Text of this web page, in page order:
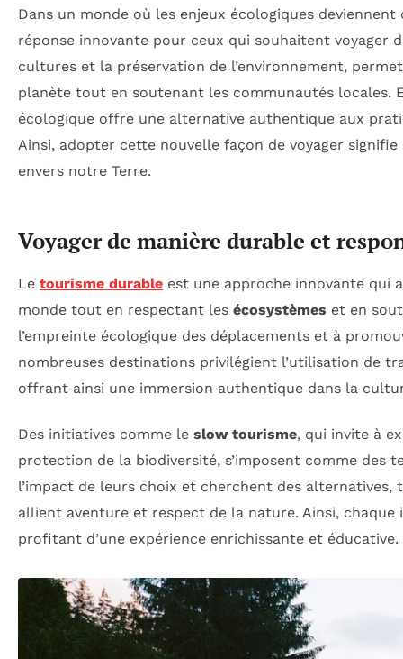
Dans un monde où les enjeux écologiques
réponse innovante pour ceux qui souhaitent voyager
cultures et la préservation de l’environnement,
planète tout en soutenant les communautés locales.
écologique offre une alternative authentique aux
Ainsi, adopter cette nouvelle façon de voyager
envers notre Terre.
Voyager de manière durable et
Le tourisme durable est une approche innovante qui
monde tout en respectant les écosystèmes et en
l’empreinte écologique des déplacements et à
nombreuses destinations privilégient l’utilisation de
offrant ainsi une immersion authentique dans la
Des initiatives comme le slow tourisme, qui invite à
protection de la biodiversité, s’imposent comme des
l’impact de leurs choix et cherchent des alternatives,
allient aventure et respect de la nature. Ainsi,
profitant d’une expérience enrichissante et éducative.